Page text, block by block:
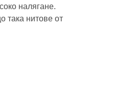
налягане.
така нитове от